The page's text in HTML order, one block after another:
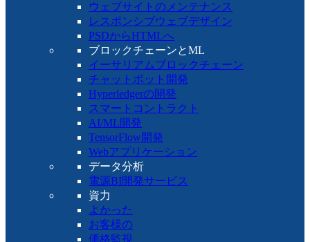
ウェブサイトのメンテナンス
レスポンシブウェブデザイン
PSDからHTMLへ
ブロックチェーンとML
イーサリアムブロックチェーン
チャットボット開発
Hyperledgerの開発
スマートコントラクト
AI/ML開発
TensorFlow開発
Webアプリケーション
データ分析
電源BI開発サービス
資力
よかった
お客様の
価格監視